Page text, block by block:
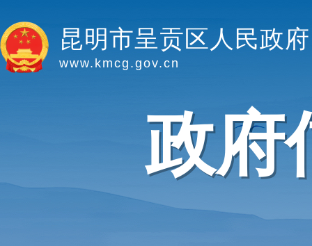
昆明市呈贡区人民政府
www.kmcg.gov.cn
政府